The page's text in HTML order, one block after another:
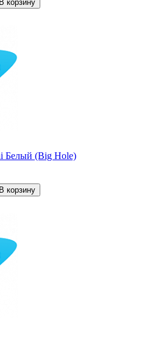
Белый (Big Hole)